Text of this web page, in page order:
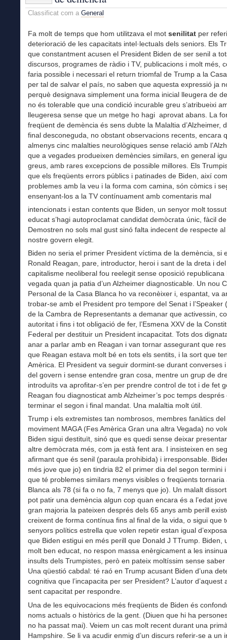
Classificat com a General
Fa molt de temps que hom utilitzava el mot senilitat per
deterioració de les capacitats intel·lectuals dels seniors. Els
que constantment acusen el President Biden de ser senil a
discursos, programes de ràdio i TV, publicacions i molt més,
faria possible i necessari el return triomfal de Trump a la
per tal de salvar el país, no saben que aquesta expressió ja
perquè designava simplement una forma inicial lleugera de
no és tolerable que una condició incurable greu s’atribueixi
lleugeresa sense que un metge ho hagi aprovat abans. La
freqüent de demència és sens dubte la Malaltia d’Alzheimer,
final desconeguda, no obstant observacions recents, encara
almenys cinc malalties neurològiques sense relació amb
que a vegades produeixen demències similars, en general
greus, amb rares excepcions de possible millores. Els
que els freqüents errors públics i patinades de Biden, així
problemes amb la veu i la forma com camina, són còmics i
ensenyant-los a la TV contínuament amb comentaris mal
intencionats i estan contents que Biden, un senyor molt
educat s’hagi autoproclamat candidat demòcrata únic, fàcil
Demostren no sols mal gust sinó falta indecent de respecte
nostre govern elegit.
Biden no seria el primer President víctima de la demència, si
Ronald Reagan, pare, introductor, heroi i sant de la dreta i del
capitalisme neoliberal fou reelegit sense oposició republicana
vegada quan ja patia d’un Alzheimer diagnosticable. Un nou
Personal de la Casa Blanca ho va reconèixer i, espantat, va
trobar-se amb el President pro tempore del Senat i l’Speaker
de la Cambra de Representants a demanar que activessin,
autoritat i fins i tot obligació de fer, l’Esmena XXV de la
Federal per destituir un President incapacitat. Tots dos
anar a parlar amb en Reagan i van tornar assegurant que
que Reagan estava molt bé en tots els sentits, i la sort que
Amèrica. El President va seguir dormint-se durant converses
del govern i sense entendre gran cosa, mentre un grup de
introduïts va aprofitar-s’en per prendre control de tot i de fet
Reagan fou diagnosticat amb Alzheimer’s poc temps després
terminar el segon i final mandat. Una malaltia molt útil.
Trump i els extremistes tan nombrosos, membres fanàtics del
moviment MAGA (Fes Amèrica Gran una altra Vegada) no
Biden sigui destituït, sinó que es quedi sense deixar
altre demòcrata més, com ja està fent ara. I insisteixen en
afirmant que és senil (paraula prohibida) i irresponsable.
més jove que jo) en tindria 82 el primer dia del segon termini
que té problemes similars menys visibles o freqüents tornaria
Blanca als 78 (si fa o no fa, 7 menys que jo). Un malalt
pot patir una demència algun cop quan encara és a l’edat
gran majoria la pateixen després dels 65 anys amb perill
creixent de forma contínua fins al final de la vida, o sigui que
senyors polítics estrella que volen repetir estan igual
que Biden estigui en més perill que Donald J ΤTrump. Biden,
molt ben educat, no respon massa enèrgicament a les
insults dels Trumpistes, però en pateix moltíssim sense saber
Una qüestió cabdal: té raó en Trump acusant Biden d’una
cognitiva que l’incapacita per ser President? L’autor d’aquest
sent capacitat per respondre.
Una de les equivocacions més freqüents de Biden és
noms actuals o històrics de la gent. (Diuen que hi ha
no ha passat mai). Veiem un cas molt recent durant una
Hampshire. Se li va acudir enmig d’un discurs referir-se a un